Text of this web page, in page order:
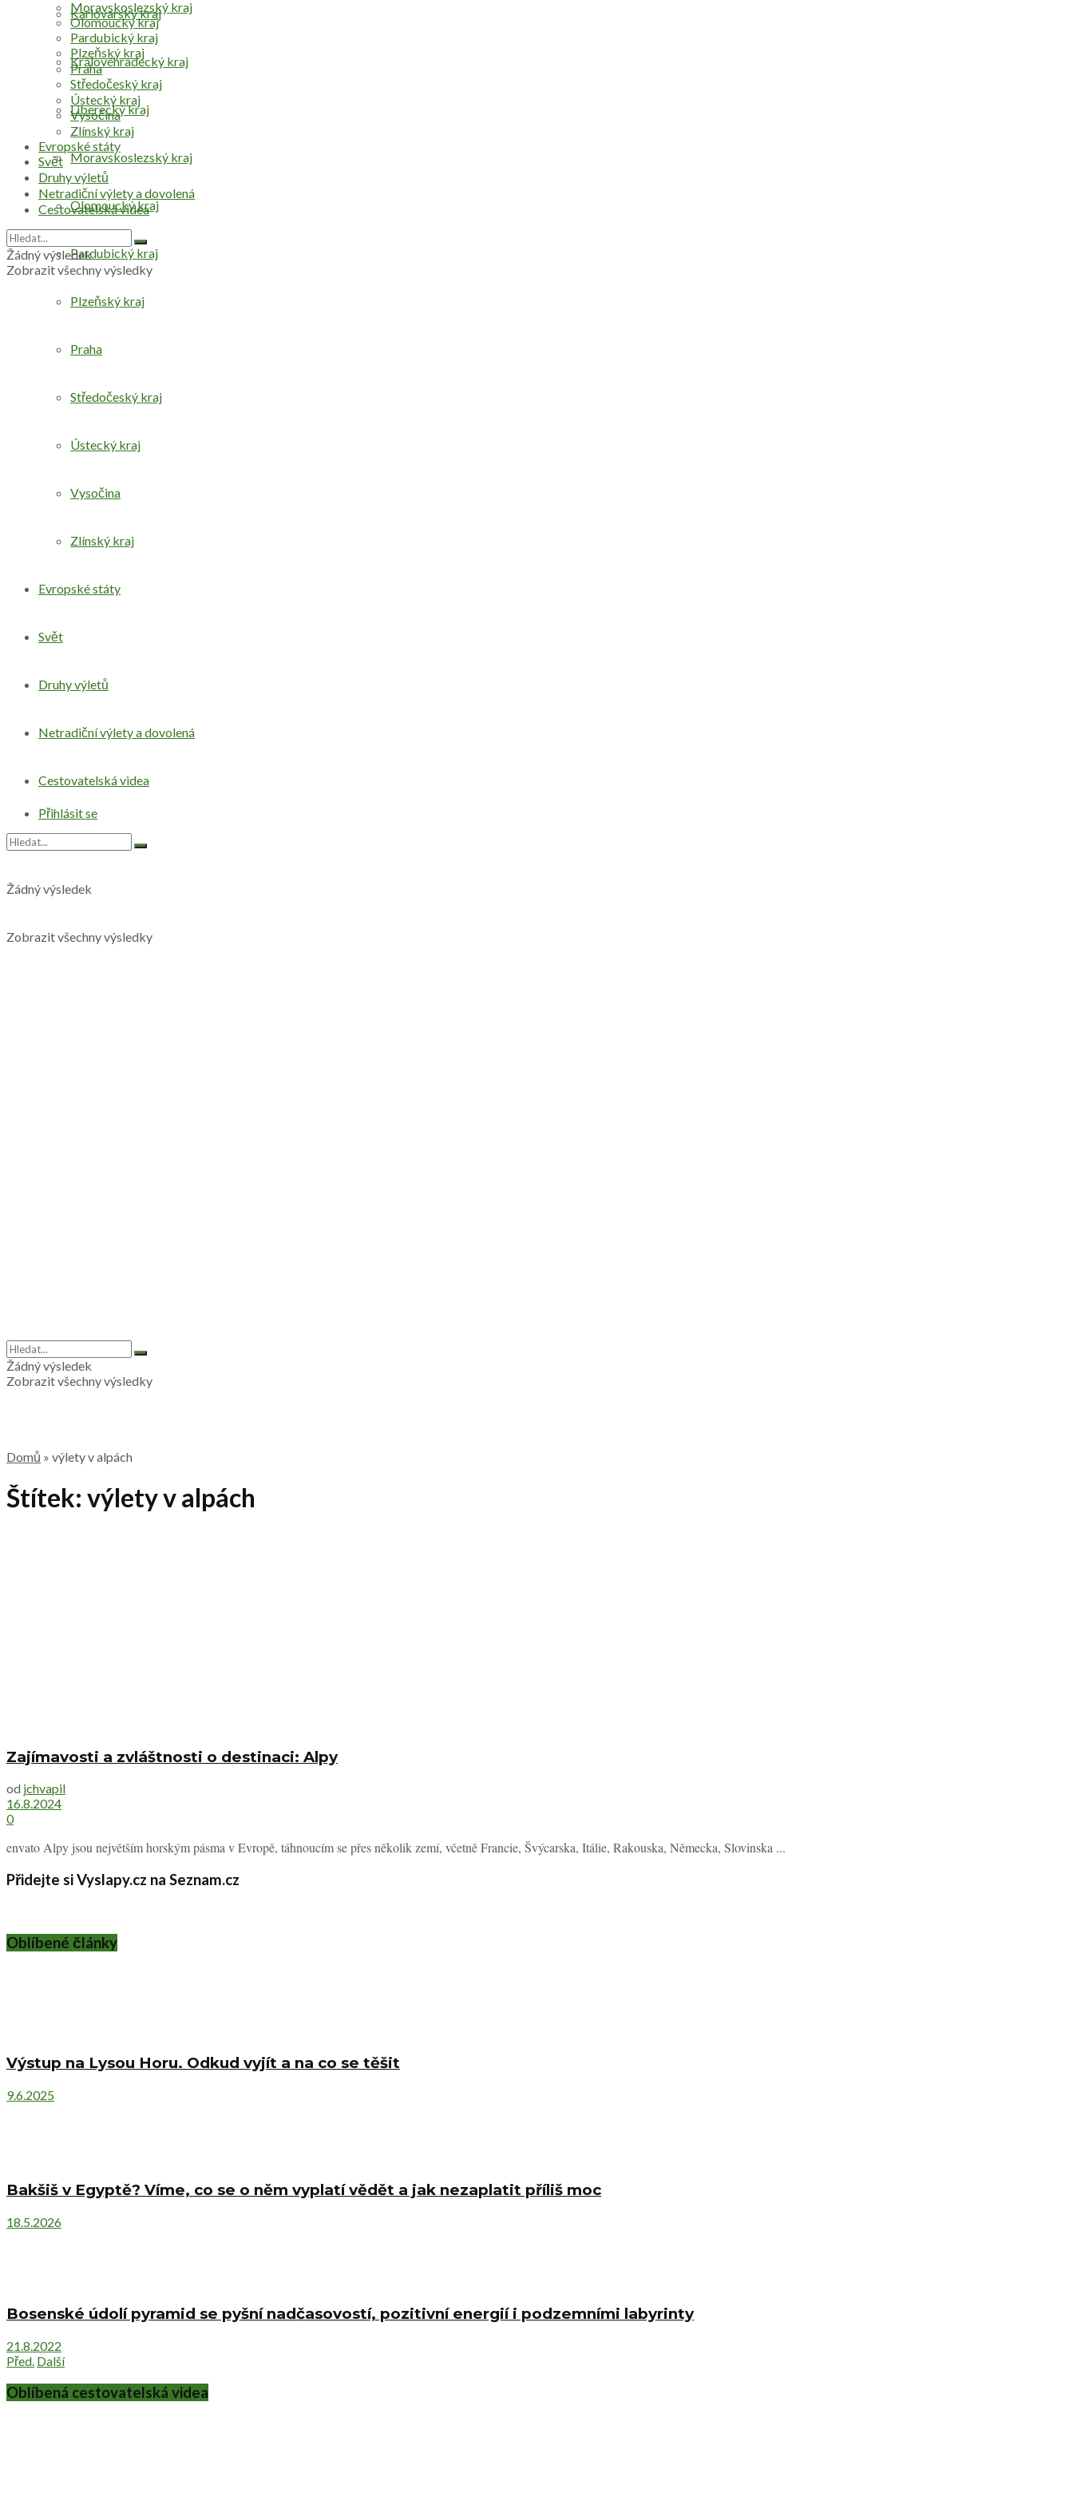
Přihlásit se
Karlovarský kraj
Královéhradecký kraj
Liberecký kraj
Moravskoslezský kraj
Olomoucký kraj
Pardubický kraj
Plzeňský kraj
Praha
Středočeský kraj
Ústecký kraj
Vysočina
Zlínský kraj
Evropské státy
Svět
Druhy výletů
Netradiční výlety a dovolená
Cestovatelská videa
Žádný výsledek
Zobrazit všechny výsledky
Moravskoslezský kraj
Olomoucký kraj
Pardubický kraj
Plzeňský kraj
Praha
Středočeský kraj
Ústecký kraj
Vysočina
Zlínský kraj
Evropské státy
Svět
Druhy výletů
Netradiční výlety a dovolená
Cestovatelská videa
Žádný výsledek
Zobrazit všechny výsledky
Žádný výsledek
Zobrazit všechny výsledky
Domů » výlety v alpách
Štítek: výlety v alpách
Zajímavosti a zvláštnosti o destinaci: Alpy
od jchvapil
16.8.2024
0
envato Alpy jsou největším horským pásma v Evropě, táhnoucím se přes několik zemí, včetně Francie, Švýcarska, Itálie, Rakouska, Německa, Slovinska ...
Přidejte si Vyslapy.cz na Seznam.cz
Oblíbené články
Výstup na Lysou Horu. Odkud vyjít a na co se těšit
9.6.2025
Bakšiš v Egyptě? Víme, co se o něm vyplatí vědět a jak nezaplatit příliš moc
18.5.2026
Bosenské údolí pyramid se pyšní nadčasovostí, pozitivní energií i podzemními labyrinty
21.8.2022
Před. Další
Oblíbená cestovatelská videa